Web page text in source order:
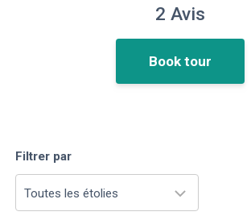
2 Avis
Book tour
Filtrer par
Toutes les étolies